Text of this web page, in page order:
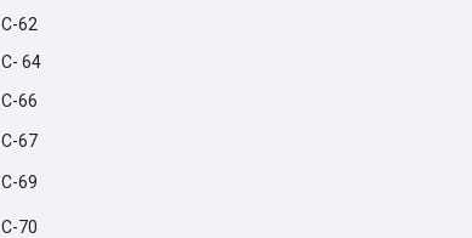
C-62
C- 64
C-66
C-67
C-69
C-70